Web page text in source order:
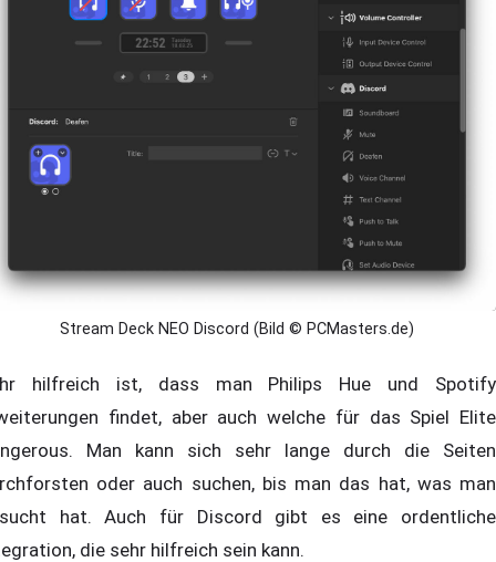
Stream Deck NEO Discord (Bild © PCMasters.de)
hilfreich ist, dass man Philips Hue und Spotify
findet, aber auch welche für das Spiel Elite
Man kann sich sehr lange durch die Seiten
oder auch suchen, bis man das hat, was man
hat. Auch für Discord gibt es eine ordentliche
die sehr hilfreich sein kann.